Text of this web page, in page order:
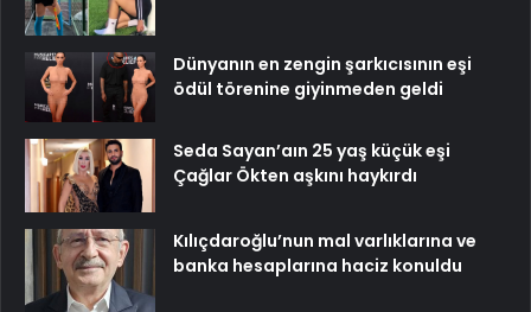
Dünyanın en zengin şarkıcısının eşi
ödül törenine giyinmeden geldi
Seda Sayan’aın 25 yaş küçük eşi
Çağlar Ökten aşkını haykırdı
Kılıçdaroğlu’nun mal varlıklarına ve
banka hesaplarına haciz konuldu